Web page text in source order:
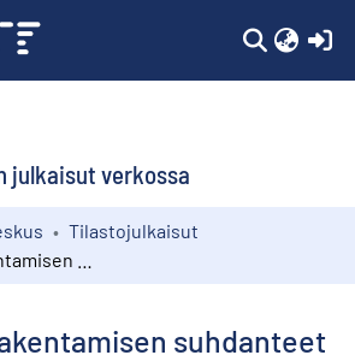
julkaisut verkossa
Tilastojulkaisut
suhdanteet